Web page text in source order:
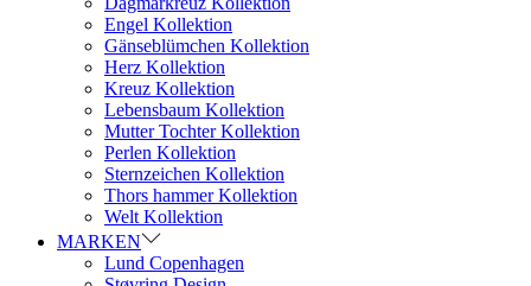
Engel Kollektion
Gänseblümchen Kollektion
Herz Kollektion
Kreuz Kollektion
Lebensbaum Kollektion
Mutter Tochter Kollektion
Perlen Kollektion
Sternzeichen Kollektion
Thors hammer Kollektion
Welt Kollektion
MARKEN
Lund Copenhagen